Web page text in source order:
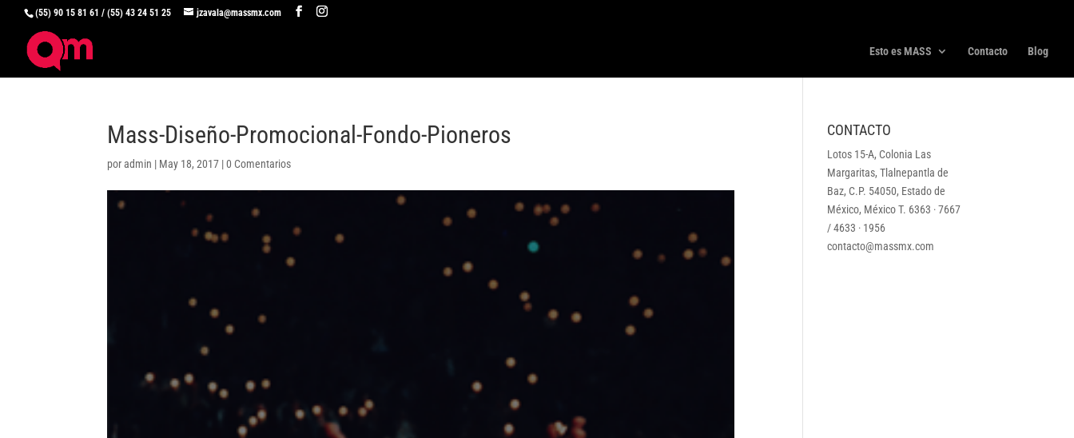
(55) 90 15 81 61 / (55) 43 24 51 25 jzavala@massmx.com
Esto es MASS Contacto Blog
Mass-Diseño-Promocional-Fondo-Pioneros
poradmin | May 18, 2017 |0 Comentarios
CONTACTO
Lotos 15-A, Colonia Las
Margaritas, Tlalnepantla de
Baz, C.P. 54050, Estado de
México, México T. 6363 · 7667
/ 4633 · 1956
contacto@massmx.com